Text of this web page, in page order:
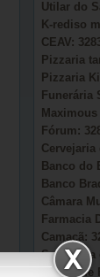
Utilar do
K-rediso
CEAV:
Pizzaria
Pizzaria
Funerária
Maximous
Fórum:
Cervejaria
Banco do
Banco
Câmara
Farmacia
Camacã:
Secretária
Sonho de